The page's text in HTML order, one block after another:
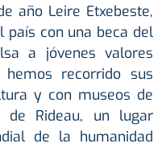
año Leire Etxebeste,
país con una beca del
a jóvenes valores
recorrido sus
y con museos de
Rideau, un lugar
de la humanidad